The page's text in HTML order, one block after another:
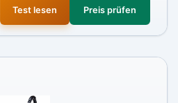
Test lesen Preis prüfen